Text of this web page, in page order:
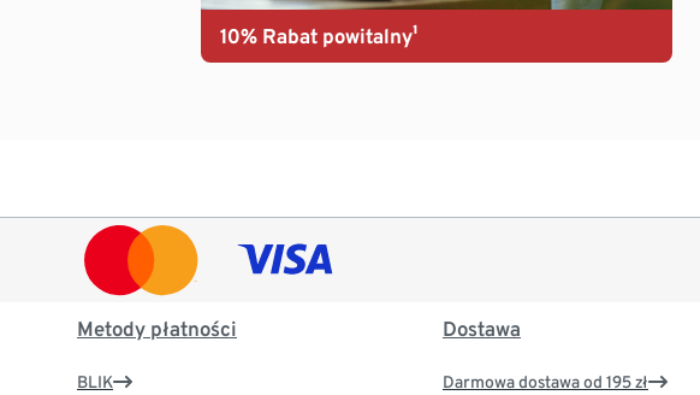
10% Rabat powitalny¹
Metody płatności
BLIK
Dostawa
Darmowa dostawa od 195 zł